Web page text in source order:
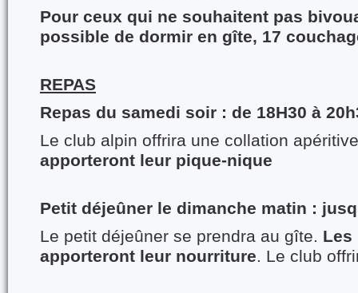
Pour ceux qui ne souhaitent pas
possible de dormir en gîte, 17
REPAS
Repas du samedi soir : de 18H30 à
Le club alpin offrira une collation
apporteront leur pique-nique
Petit déjeûner le dimanche matin :
Le petit déjeûner se prendra au gîte. Les
apporteront leur nourriture. Le club